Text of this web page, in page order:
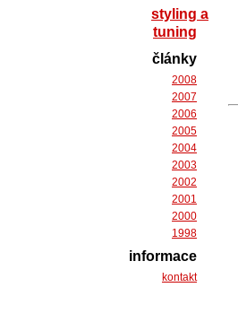
styling a
tuning
články
2008
2007
2006
2005
2004
2003
2002
2001
2000
1998
informace
kontakt